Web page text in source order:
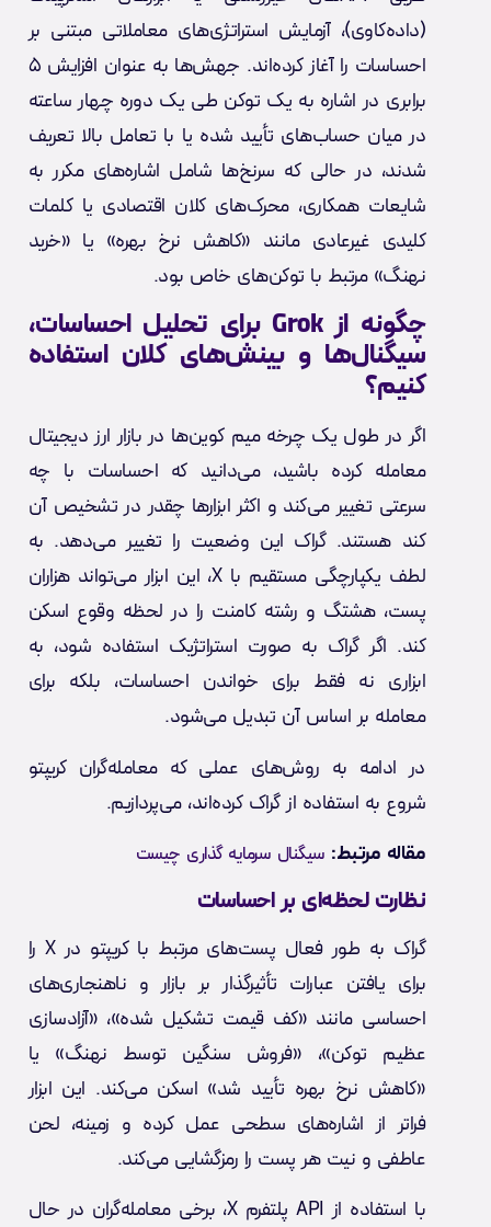
(داده‌کاوی)، آزمایش استراتژی‌های معاملاتی مبتنی بر
احساسات را آغاز کرده‌اند. جهش‌ها به عنوان افزایش ۵
برابری در اشاره به یک توکن طی یک دوره چهار ساعته
در میان حساب‌های تأیید شده یا با تعامل بالا تعریف
شدند، در حالی که سرنخ‌ها شامل اشاره‌های مکرر به
شایعات همکاری، محرک‌های کلان اقتصادی یا کلمات
کلیدی غیرعادی مانند «کاهش نرخ بهره» یا «خرید
نهنگ» مرتبط با توکن‌های خاص بود.
چگونه از Grok برای تحلیل احساسات،
سیگنال‌ها و بینش‌های کلان استفاده
کنیم؟
اگر در طول یک چرخه میم کوین‌ها در بازار ارز دیجیتال
معامله کرده باشید، می‌دانید که احساسات با چه
سرعتی تغییر می‌کند و اکثر ابزارها چقدر در تشخیص آن
کند هستند. گراک این وضعیت را تغییر می‌دهد. به
لطف یکپارچگی مستقیم با X، این ابزار می‌تواند هزاران
پست، هشتگ و رشته کامنت را در لحظه وقوع اسکن
کند. اگر گراک به صورت استراتژیک استفاده شود، به
ابزاری نه فقط برای خواندن احساسات، بلکه برای
معامله بر اساس آن تبدیل می‌شود.
در ادامه به روش‌های عملی که معامله‌گران کریپتو
شروع به استفاده از گراک کرده‌اند، می‌پردازیم.
مقاله مرتبط: سیگنال سرمایه گذاری چیست
نظارت لحظه‌ای بر احساسات
گراک به طور فعال پست‌های مرتبط با کریپتو در X را
برای یافتن عبارات تأثیرگذار بر بازار و ناهنجاری‌های
احساسی مانند «کف قیمت تشکیل شده»، «آزادسازی
عظیم توکن»، «فروش سنگین توسط نهنگ» یا
«کاهش نرخ بهره تأیید شد» اسکن می‌کند. این ابزار
فراتر از اشاره‌های سطحی عمل کرده و زمینه، لحن
عاطفی و نیت هر پست را رمزگشایی می‌کند.
با استفاده از API پلتفرم X، برخی معامله‌گران در حال